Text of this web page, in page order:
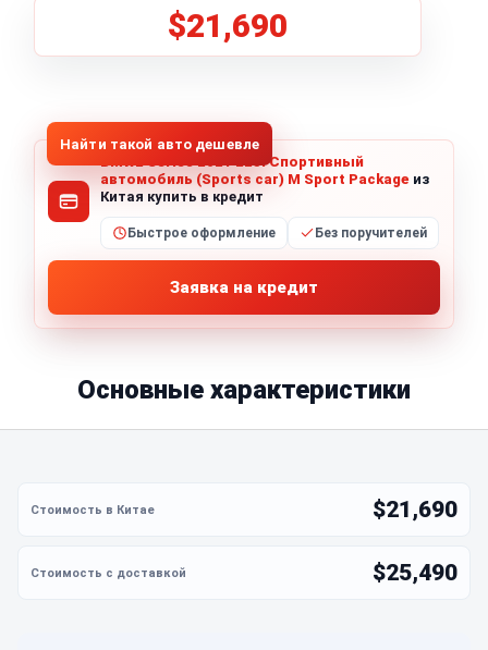
$21,690
Найти такой авто дешевле
BMW2 Series 2021 225i Спортивный
автомобиль (Sports car) M Sport Package из
Китая купить в кредит
Быстрое оформление Без поручителей
Заявка на кредит
Основные характеристики
$21,690
$25,490